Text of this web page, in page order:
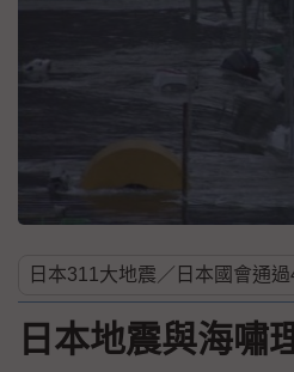
日本地震與海嘯